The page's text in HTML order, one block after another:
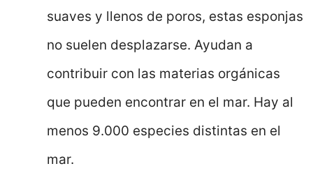
suaves y llenos de poros, estas esponjas
no suelen desplazarse. Ayudan a
contribuir con las materias orgánicas
que pueden encontrar en el mar. Hay al
menos 9.000 especies distintas en el
mar.